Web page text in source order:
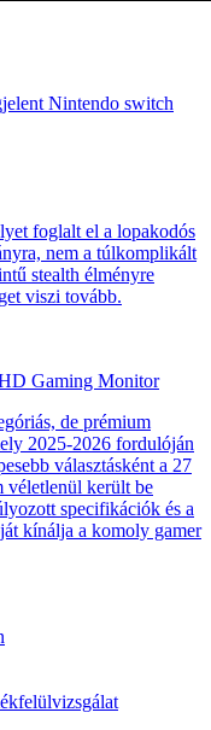
Nintendo switch
foglalt el a lopakodós
nem a túlkomplikált
stealth élményre
viszi tovább.
Gaming Monitor
de prémium
2025-2026 fordulóján
választásként a 27
véletlenül került be
specifikációk és a
kínálja a komoly gamer